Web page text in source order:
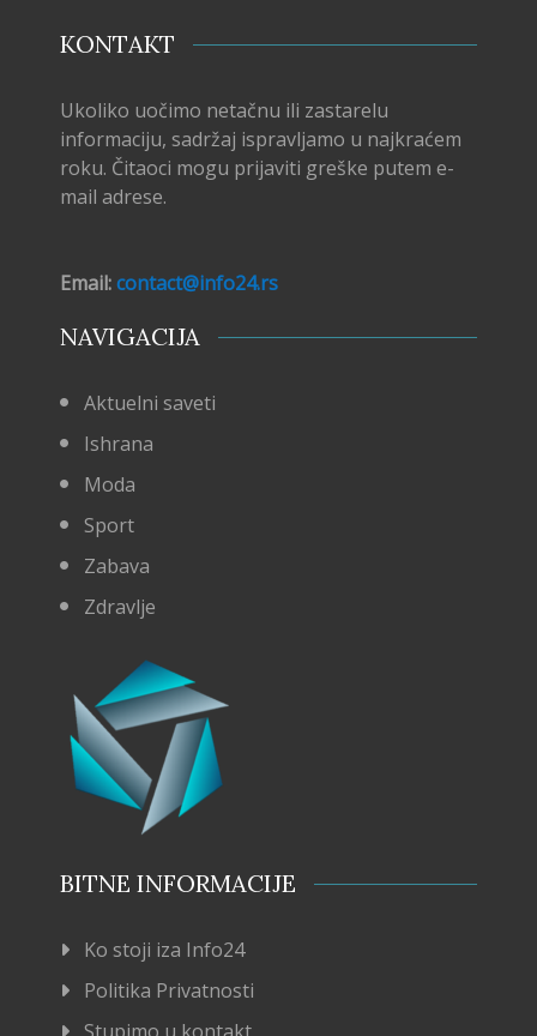
KONTAKT
Ukoliko uočimo netačnu ili zastarelu
informaciju, sadržaj ispravljamo u najkraćem
roku. Čitaoci mogu prijaviti greške putem e-
mail adrese.
Email:contact@info24.rs
NAVIGACIJA
Aktuelni saveti
Ishrana
Moda
Sport
Zabava
Zdravlje
BITNE INFORMACIJE
Ko stoji iza Info24
Politika Privatnosti